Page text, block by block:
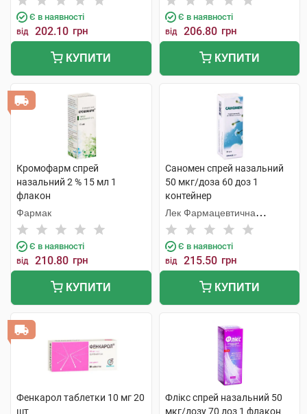
Є в наявності
від 202.10 грн
КУПИТИ
Є в наявності
від 206.80 грн
КУПИТИ
Кромофарм спрей
назальний 2 % 15 мл 1
флакон
Фармак
Є в наявності
від 210.80 грн
КУПИТИ
Саномен спрей назальний
50 мкг/доза 60 доз 1
контейнер
Лек Фармацевтична
компанія
Є в наявності
від 215.50 грн
КУПИТИ
Фенкарол таблетки 10 мг 20
шт
Флікс спрей назальний 50
мкг/дозу 70 доз 1 флакон